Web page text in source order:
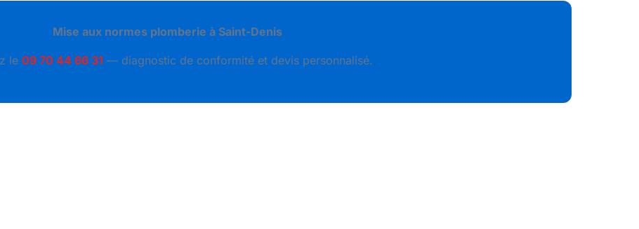
Mise aux normes plomberie à Saint-Denis
le 09 70 44 66 31 — diagnostic de conformité et devis personnalisé.